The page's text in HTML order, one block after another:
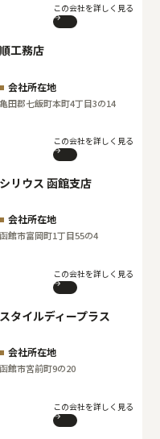
この会社を詳しく見る
順工務店
会社所在地
亀田郡七飯町本町4丁目3の14
この会社を詳しく見る
シリウス 函館支店
会社所在地
函館市富岡町1丁目55の4
この会社を詳しく見る
スタイルディープラス
会社所在地
函館市宮前町9の20
この会社を詳しく見る